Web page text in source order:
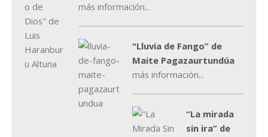
más información...
"Lluvia de Fango” de
Maite Pagazaurtundúa
más información...
“La mirada
sin ira” de